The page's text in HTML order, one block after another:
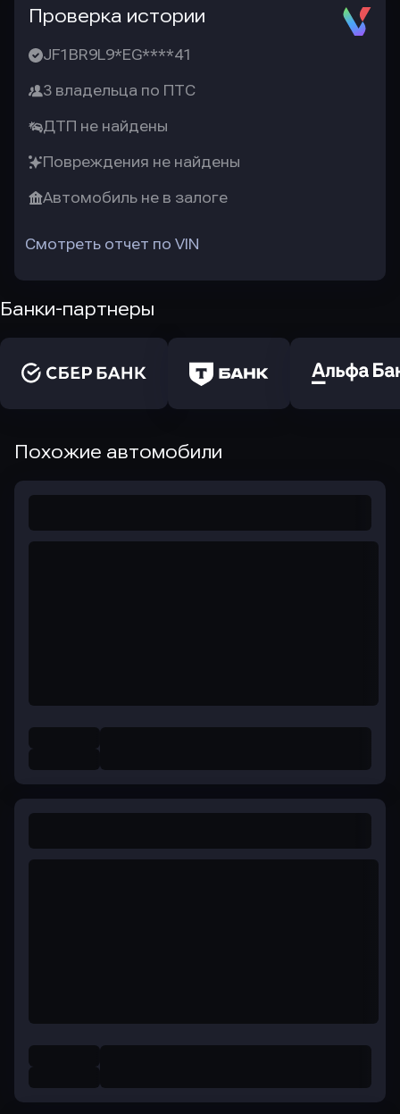
Проверка истории
JF1BR9L9*EG****41
3 владельца по ПТС
ДТП не найдены
Повреждения не найдены
Автомобиль не в залоге
Смотреть отчет по VIN
Банки-партнеры
Похожие автомобили